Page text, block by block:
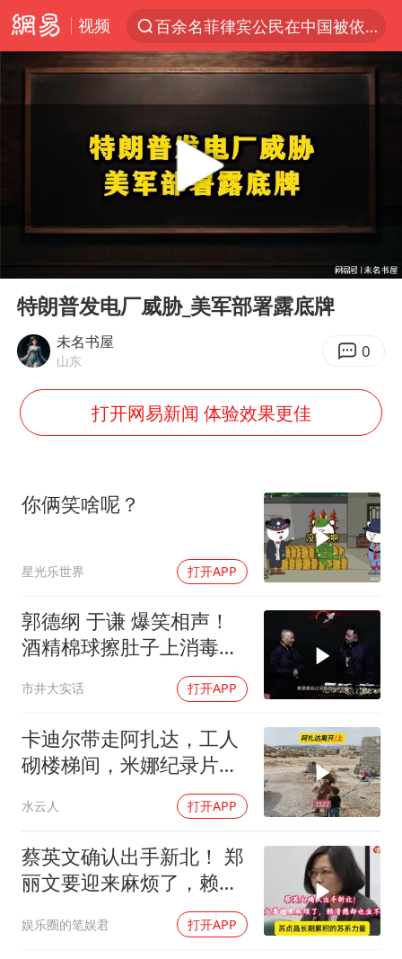
视频
百余名菲律宾公民在中国被依法处理
台湾不是国家不存在“国格”
哥伦比亚强震已致超20人死亡
白海豚突然大拐弯 走出罕见路线
男子攒206小时加班调休被拒获赔1.6万
哥伦比亚发生7.5级地震
我国民营企业创新动能持续增强
高铁双人座被免票儿童挤成3人座
易烊千玺金鸡百花双料影帝
中方：奉劝美方解除对古巴制裁封锁
“老戏骨”秦焰去世
广岛长崎的昨天未必不会是日本的明天
真理之光，何以能照亮复兴之路？
Play
特朗普发电厂威胁_美军部署露底牌
未名书屋
山东 0
打开网易新闻 体验效果更佳
你俩笑啥呢？
星光乐世界 打开APP
郭德纲 于谦 爆笑相声！
酒精棉球擦肚子上消毒，
拿云南白药擦刀，是不是
擦反了？
市井大实话 打开APP
卡迪尔带走阿扎达，工人
砌楼梯间，米娜纪录片
水云人 打开APP
蔡英文确认出手新北！ 郑
丽文要迎来麻烦了，赖清
娱乐圈的笔娱君 打开APP